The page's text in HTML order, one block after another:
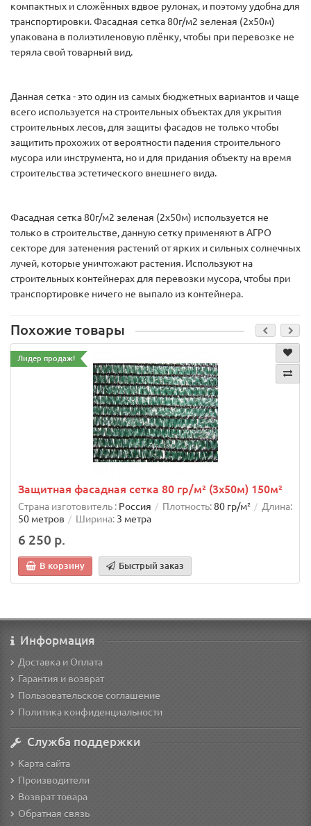
компактных и сложённых вдвое рулонах, и поэтому удобна для
транспортировки. Фасадная сетка 80г/м2 зеленая (2х50м)
упакована в полиэтиленовую плёнку, чтобы при перевозке не
теряла свой товарный вид.
Данная сетка - это один из самых бюджетных вариантов и чаще
всего используется на строительных объектах для укрытия
строительных лесов, для защиты фасадов не только чтобы
защитить прохожих от вероятности падения строительного
мусора или инструмента, но и для придания объекту на время
строительства эстетического внешнего вида.
Фасадная сетка 80г/м2 зеленая (2х50м) используется не
только в строительстве, данную сетку применяют в АГРО
секторе для затенения растений от ярких и сильных солнечных
лучей, которые уничтожают растения. Используют на
строительных контейнерах для перевозки мусора, чтобы при
транспортировке ничего не выпало из контейнера.
Похожие товары
Лидер продаж!
Защитная фасадная сетка 80 гр/м² (3х50м) 150м²
Страна изготовитель : Россия Плотность:80 гр/м²
Длина:
50 метров
Ширина: 3 метра
6 250 р.
В корзину Быстрый заказ
Информация
Доставка и Оплата
Гарантия и возврат
Пользовательское соглашение
Политика конфиденциальности
Служба поддержки
Карта сайта
Производители
Возврат товара
Обратная связь